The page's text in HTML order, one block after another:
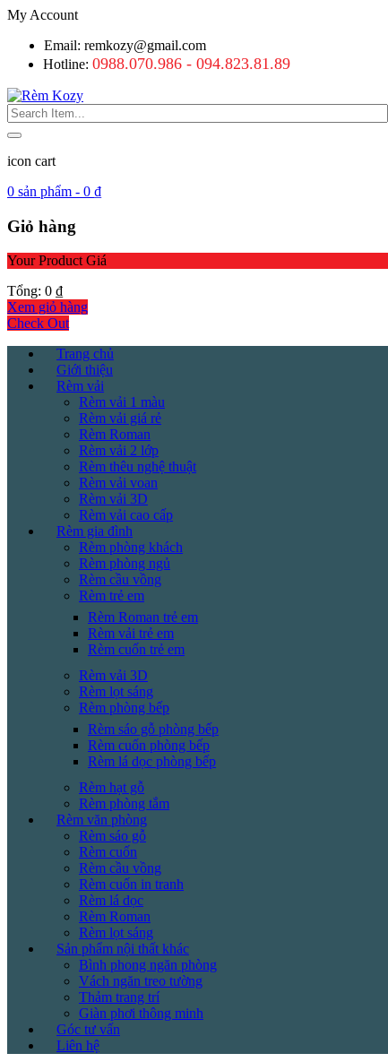
My Account
Email: remkozy@gmail.com
Hotline: 0988.070.986 - 094.823.81.89
icon cart
0 sản phẩm - 0 ₫
Giỏ hàng
Your Product Giá
Tổng: 0 ₫
Xem giỏ hàng
Check Out
Trang chủ
Giới thiệu
Rèm vải
Rèm vải 1 màu
Rèm vải giá rẻ
Rèm Roman
Rèm vải 2 lớp
Rèm thêu nghệ thuật
Rèm vải voan
Rèm vải 3D
Rèm vải cao cấp
Rèm gia đình
Rèm phòng khách
Rèm phòng ngủ
Rèm cầu vồng
Rèm trẻ em
Rèm Roman trẻ em
Rèm vải trẻ em
Rèm cuốn trẻ em
Rèm vải 3D
Rèm lọt sáng
Rèm phòng bếp
Rèm sáo gỗ phòng bếp
Rèm cuốn phòng bếp
Rèm lá dọc phòng bếp
Rèm hạt gỗ
Rèm phòng tắm
Rèm văn phòng
Rèm sáo gỗ
Rèm cuốn
Rèm cầu vồng
Rèm cuốn in tranh
Rèm lá dọc
Rèm Roman
Rèm lọt sáng
Sản phẩm nội thất khác
Bình phong ngăn phòng
Vách ngăn treo tường
Thảm trang trí
Giàn phơi thông minh
Góc tư vấn
Liên hệ